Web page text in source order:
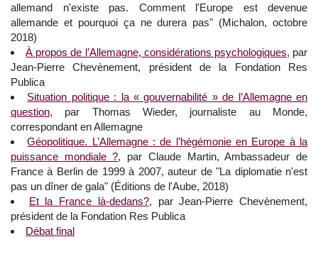
allemand n'existe pas. Comment l'Europe est devenue
allemande et pourquoi ça ne durera pas" (Michalon, octobre
2018)
À propos de l’Allemagne, considérations psychologiques, par
Jean-Pierre Chevènement, président de la Fondation Res
Publica
Situation politique : la « gouvernabilité » de l’Allemagne en
question, par Thomas Wieder, journaliste au Monde,
correspondant en Allemagne
Géopolitique. L’Allemagne : de l’hégémonie en Europe à la
puissance mondiale ?, par Claude Martin, Ambassadeur de
France à Berlin de 1999 à 2007, auteur de "La diplomatie n'est
pas un dîner de gala" (Éditions de l'Aube, 2018)
Et la France là-dedans?, par Jean-Pierre Chevènement,
président de la Fondation Res Publica
Débat final